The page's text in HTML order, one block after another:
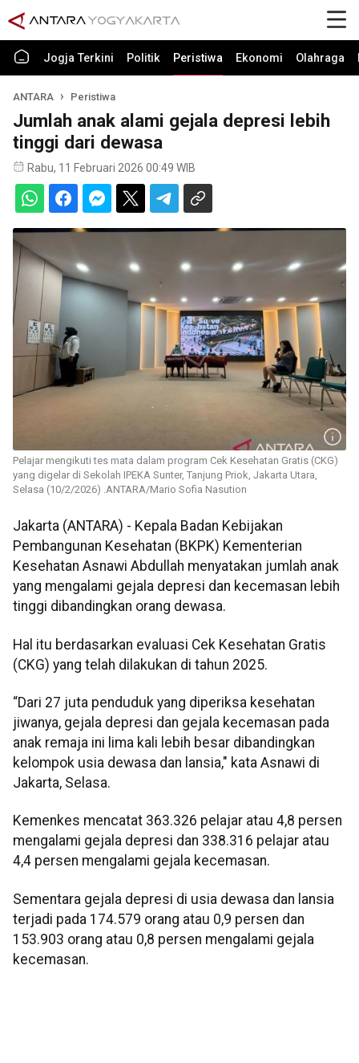
Jogja Terkini Politik Peristiwa Ekonomi Olahraga
ANTARA Peristiwa
Jumlah anak alami gejala depresi lebih
tinggi dari dewasa
Rabu, 11 Februari 2026 00:49 WIB
Pelajar mengikuti tes mata dalam program Cek Kesehatan Gratis (CKG)
yang digelar di Sekolah IPEKA Sunter, Tanjung Priok, Jakarta Utara,
Selasa (10/2/2026) .ANTARA/Mario Sofia Nasution
Jakarta (ANTARA) - Kepala Badan Kebijakan
Pembangunan Kesehatan (BKPK) Kementerian
Kesehatan Asnawi Abdullah menyatakan jumlah anak
yang mengalami gejala depresi dan kecemasan lebih
tinggi dibandingkan orang dewasa.
Hal itu berdasarkan evaluasi Cek Kesehatan Gratis
(CKG) yang telah dilakukan di tahun 2025.
“Dari 27 juta penduduk yang diperiksa kesehatan
jiwanya, gejala depresi dan gejala kecemasan pada
anak remaja ini lima kali lebih besar dibandingkan
kelompok usia dewasa dan lansia," kata Asnawi di
Jakarta, Selasa.
Kemenkes mencatat 363.326 pelajar atau 4,8 persen
mengalami gejala depresi dan 338.316 pelajar atau
4,4 persen mengalami gejala kecemasan.
Sementara gejala depresi di usia dewasa dan lansia
terjadi pada 174.579 orang atau 0,9 persen dan
153.903 orang atau 0,8 persen mengalami gejala
kecemasan.